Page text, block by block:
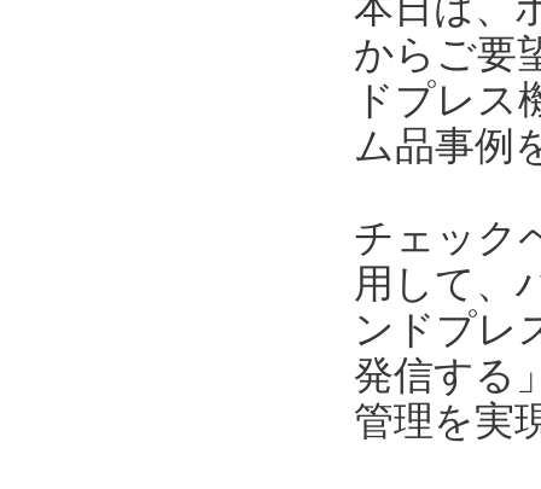
からご要
ドプレス
ム品事例
チェック
用して、
ンドプレ
発信する
管理を実